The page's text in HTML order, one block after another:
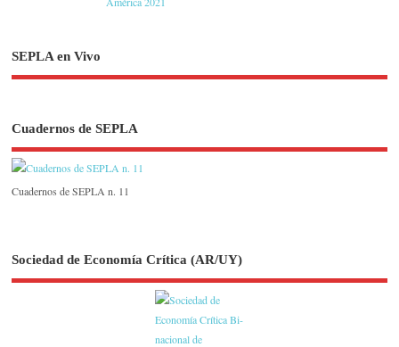
SEPLA en Vivo
Cuadernos de SEPLA
Cuadernos de SEPLA n. 11
Sociedad de Economía Crítica (AR/UY)